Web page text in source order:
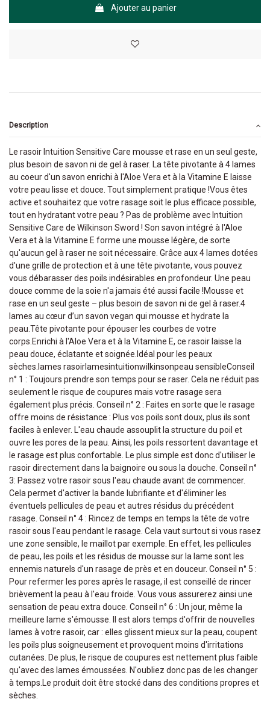
Ajouter au panier
Description
Le rasoir Intuition Sensitive Care mousse et rase en un seul geste,
plus besoin de savon ni de gel à raser. La tête pivotante à 4 lames
au coeur d'un savon enrichi à l'Aloe Vera et à la Vitamine E laisse
votre peau lisse et douce. Tout simplement pratique !Vous êtes
active et souhaitez que votre rasage soit le plus efficace possible,
tout en hydratant votre peau ? Pas de problème avec lntuition
Sensitive Care de Wilkinson Sword ! Son savon intégré à l'Aloe
Vera et à la Vitamine E forme une mousse légère, de sorte
qu'aucun gel à raser ne soit nécessaire. Grâce aux 4 lames dotées
d'une grille de protection et à une tête pivotante, vous pouvez
vous débarasser des poils indésirables en profondeur. Une peau
douce comme de la soie n'a jamais été aussi facile !Mousse et
rase en un seul geste – plus besoin de savon ni de gel à raser.4
lames au cœur d’un savon vegan qui mousse et hydrate la
peau.Tête pivotante pour épouser les courbes de votre
corps.Enrichi à l'Aloe Vera et à la Vitamine E, ce rasoir laisse la
peau douce, éclatante et soignée.Idéal pour les peaux
sèches.lames rasoirlamesintuitionwilkinsonpeau sensibleConseil
n° 1 : Toujours prendre son temps pour se raser. Cela ne réduit pas
seulement le risque de coupures mais votre rasage sera
également plus précis. Conseil n° 2 : Faites en sorte que le rasage
offre moins de résistance : Plus vos poils sont doux, plus ils sont
faciles à enlever. L'eau chaude assouplit la structure du poil et
ouvre les pores de la peau. Ainsi, les poils ressortent davantage et
le rasage est plus confortable. Le plus simple est donc d'utiliser le
rasoir directement dans la baignoire ou sous la douche. Conseil n°
3: Passez votre rasoir sous l'eau chaude avant de commencer.
Cela permet d'activer la bande lubrifiante et d'éliminer les
éventuels pellicules de peau et autres résidus du précédent
rasage. Conseil n° 4 : Rincez de temps en temps la tête de votre
rasoir sous l'eau pendant le rasage. Cela vaut surtout si vous rasez
une zone sensible, le maillot par exemple. En effet, les pellicules
de peau, les poils et les résidus de mousse sur la lame sont les
ennemis naturels d'un rasage de près et en douceur. Conseil n° 5 :
Pour refermer les pores après le rasage, il est conseillé de rincer
brièvement la peau à l'eau froide. Vous vous assurerez ainsi une
sensation de peau extra douce. Conseil n° 6 : Un jour, même la
meilleure lame s'émousse. Il est alors temps d'offrir de nouvelles
lames à votre rasoir, car : elles glissent mieux sur la peau, coupent
les poils plus soigneusement et provoquent moins d'irritations
cutanées. De plus, le risque de coupures est nettement plus faible
qu'avec des lames émoussées. N'oubliez donc pas de les changer
à temps.Le produit doit être stocké dans des conditions propres et
sèches.